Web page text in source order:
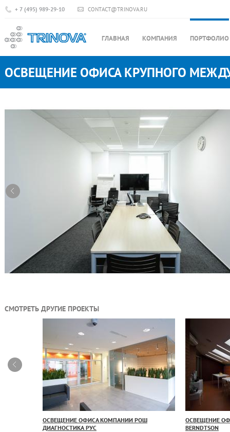
+ 7 (495) 989-29-10 CONTACT@TRINOVA.RU
ГЛАВНАЯ КОМПАНИЯ ПОРТФОЛИО
ОСВЕЩЕНИЕ ОФИСА КРУПНОГО
СМОТРЕТЬ ДРУГИЕ ПРОЕКТЫ
ОСВЕЩЕНИЕ ОФИСА КОМПАНИИ РОШ
ДИАГНОСТИКА РУС
ОСВЕЩЕНИЕ
BERNDTSON